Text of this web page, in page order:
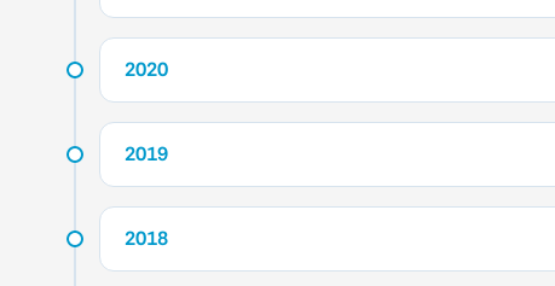
2020
2019
2018